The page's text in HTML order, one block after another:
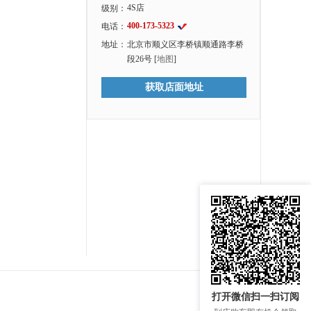
打开微信扫一扫订阅
级别： 4S店
电话： 400-173-5323
地址： 北京市顺义区李桥镇顺通路李桥
段26号 [地图]
获取店面地址